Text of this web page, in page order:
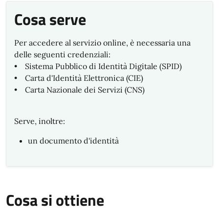
Cosa serve
Per accedere al servizio online, è necessaria una
delle seguenti credenziali:
• Sistema Pubblico di Identità Digitale (SPID)
• Carta d'Identità Elettronica (CIE)
• Carta Nazionale dei Servizi (CNS)
Serve, inoltre:
un documento d'identità
Cosa si ottiene